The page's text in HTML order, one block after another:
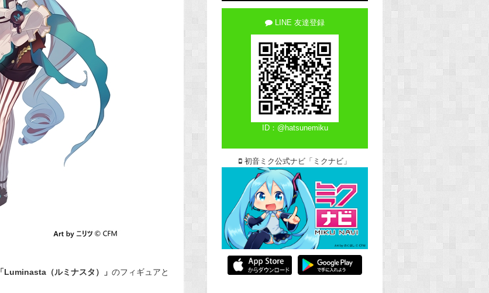
「Luminasta（ルミナスタ）」 のフィギュアと
LINE 友達登録
ID：@hatsunemiku
初音ミク公式ナビ「ミクナビ」